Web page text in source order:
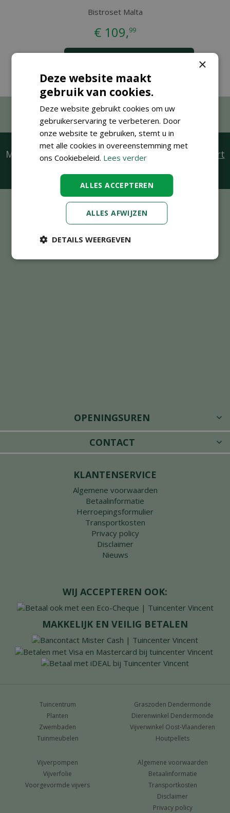
Bistroset Malta
€ 109,99
Mis exclusieve acties niet, vraag eenklantenkaart
OPENINGSUREN
CONTACT
KLANTENSERVICE
Algemene voorwaarden
Betaalinformatie
Herroepingsformulier
Transportkosten
Privacy policy
Disclaimer
Nieuws
WIJ ACCEPTEREN OOK:
MAKKELIJK EN VEILIG BETALEN
Tuincentrum
Planten
Zwembaden
Tuinmeubelen
Graszoden Dendermonde
Dierenwinkel Dendermonde
Vijverwinkel Oost-Vlaanderen
Houtpellets
Vijverpompen
Vijverfolie
Voorgevormde vijvers
Algemene voorwaarden
Betaalinformatie
Transportkosten
Disclaimer
Privacy policy
×
Deze website maakt
gebruik van cookies.
Deze website gebruikt cookies om uw
gebruikerservaring te verbeteren. Door
onze website te gebruiken, stemt u in
met alle cookies in overeenstemming met
ons Cookiebeleid. Lees verder
ALLES ACCEPTEREN
ALLES AFWIJZEN
DETAILS WEERGEVEN